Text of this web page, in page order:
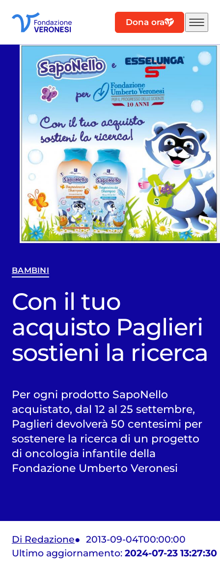
Dona ora
BAMBINI
Con il tuo
acquisto Paglieri
sostieni la ricerca
Per ogni prodotto SapoNello
acquistato, dal 12 al 25 settembre,
Paglieri devolverà 50 centesimi per
sostenere la ricerca di un progetto
di oncologia infantile della
Fondazione Umberto Veronesi
Di Redazione
2013-09-04T00:00:00
Ultimo aggiornamento: 2024-07-23 13:27:30